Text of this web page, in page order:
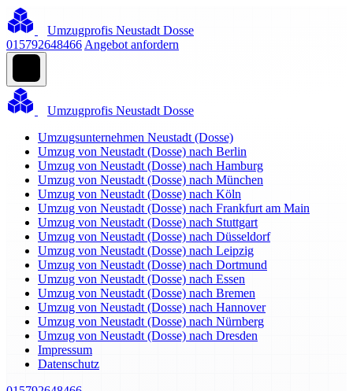
Umzugprofis Neustadt Dosse
015792648466 Angebot anfordern
Umzugprofis Neustadt Dosse
Umzugsunternehmen Neustadt (Dosse)
Umzug von Neustadt (Dosse) nach Berlin
Umzug von Neustadt (Dosse) nach Hamburg
Umzug von Neustadt (Dosse) nach München
Umzug von Neustadt (Dosse) nach Köln
Umzug von Neustadt (Dosse) nach Frankfurt am Main
Umzug von Neustadt (Dosse) nach Stuttgart
Umzug von Neustadt (Dosse) nach Düsseldorf
Umzug von Neustadt (Dosse) nach Leipzig
Umzug von Neustadt (Dosse) nach Dortmund
Umzug von Neustadt (Dosse) nach Essen
Umzug von Neustadt (Dosse) nach Bremen
Umzug von Neustadt (Dosse) nach Hannover
Umzug von Neustadt (Dosse) nach Nürnberg
Umzug von Neustadt (Dosse) nach Dresden
Impressum
Datenschutz